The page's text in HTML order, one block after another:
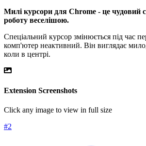
Милі курсори для Chrome - це чудовий
роботу веселішою.
Спеціальний курсор змінюється під час
комп'ютер неактивний. Він виглядає
коли в центрі.
Extension Screenshots
Click any image to view in full size
#2